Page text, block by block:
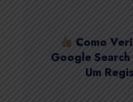
Como
Google
Um